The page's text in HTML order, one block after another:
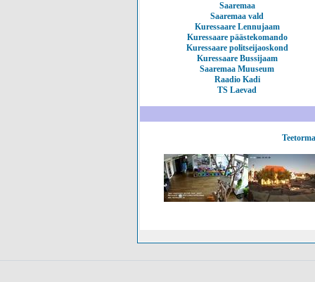
Saaremaa
Saaremaa vald
Kuressaare Lennujaam
Kuressaare päästekomando
Kuressaare politseijaoskond
Kuressaare Bussijaam
Saaremaa Muuseum
Raadio Kadi
TS Laevad